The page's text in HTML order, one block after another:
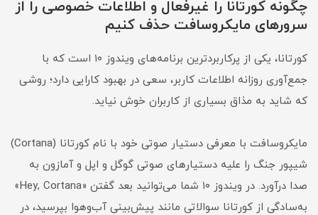
چگونه کورتانا را غیرفعال و اطلاعات خصوصی را از
سرورهای مایکروسافت حذف کنیم
کورتانا، یکی از پرکاربردترین برنامه‌های ویندوز ۱۰ است که با
جمع‌آوری روزانه اطلاعات کاربر، سعی در بهبود کارایی دارد؛ روشی
که شاید به مذاق بسیاری از کاربران خوش نیاید.
مایکروسافت با معرفی دستیار صوتی خود با نام کورتانا (Cortana)
شیپور جنگ را علیه دستیارهای صوتی گوگل و اپل و آمازون به
صدا درآورد. در ویندوز ۱۰ شما می‌توانید بعد گفتن «Hey, Cortana»
به‌سادگی از کورتانا سوالاتی مانند پیش‌بینی آب‌وهوا بپرسید، در